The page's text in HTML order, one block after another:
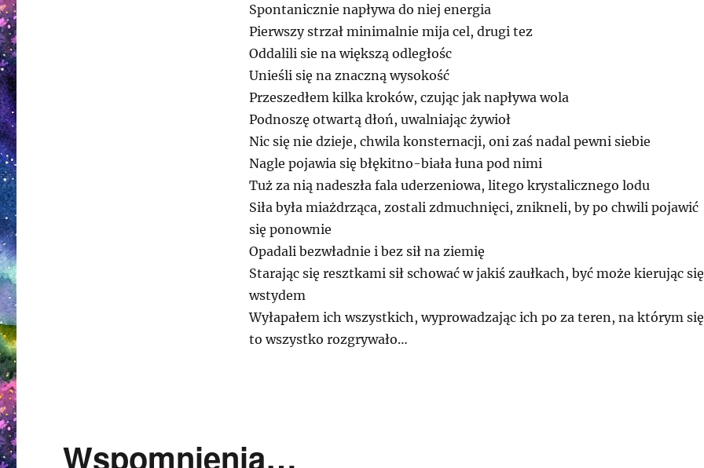
Spontanicznie napływa do niej energia
Pierwszy strzał minimalnie mija cel, drugi tez
Oddalili sie na większą odległośc
Unieśli się na znaczną wysokość
Przeszedłem kilka kroków, czując jak napływa wola
Podnoszę otwartą dłoń, uwalniając żywioł
Nic się nie dzieje, chwila konsternacji, oni zaś nadal pewni siebie
Nagle pojawia się błękitno-biała łuna pod nimi
Tuż za nią nadeszła fala uderzeniowa, litego krystalicznego lodu
Siła była miażdrząca, zostali zdmuchnięci, znikneli, by po chwili pojawić
się ponownie
Opadali bezwładnie i bez sił na ziemię
Starając się resztkami sił schować w jakiś zaułkach, być może kierując się
wstydem
Wyłapałem ich wszystkich, wyprowadzając ich po za teren, na którym się
to wszystko rozgrywało…
Wspomnienia…